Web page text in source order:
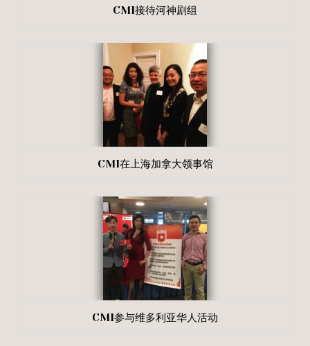
CMI接待河神剧组
CMI在上海加拿大领事馆
CMI参与维多利亚华人活动